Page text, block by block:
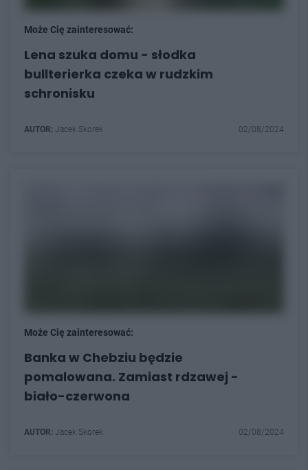
Może Cię zainteresować:
Lena szuka domu - słodka
bullterierka czeka w rudzkim
schronisku
AUTOR: Jacek Skorek 02/08/2024
Może Cię zainteresować:
Banka w Chebziu będzie
pomalowana. Zamiast rdzawej -
biało-czerwona
AUTOR: Jacek Skorek 02/08/2024